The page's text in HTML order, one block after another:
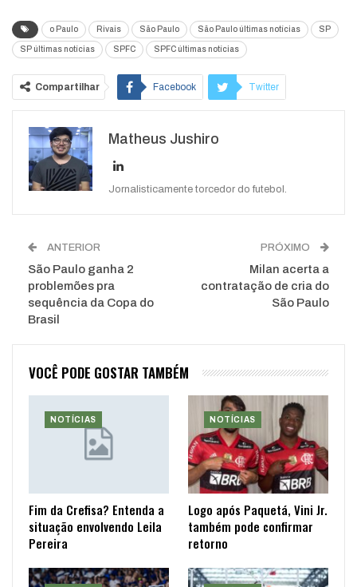
o Paulo Rivais São Paulo São Paulo últimas notícias SP
SP últimas notícias SPFC SPFC últimas notícias
Compartilhar Facebook Twitter
WhatsApp
Matheus Jushiro
Jornalisticamente torcedor do futebol.
ANTERIOR
São Paulo ganha 2
problemões pra
sequência da Copa do
Brasil
PRÓXIMO
Milan acerta a
contratação de cria do
São Paulo
VOCÊ PODE GOSTAR TAMBÉM
NOTÍCIAS
Fim da Crefisa? Entenda a
situação envolvendo Leila
Pereira
NOTÍCIAS
Logo após Paquetá, Vini Jr.
também pode confirmar
retorno